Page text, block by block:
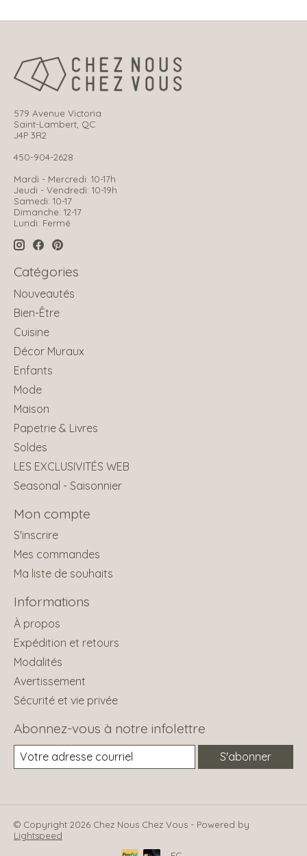
579 Avenue Victoria
Saint-Lambert, QC
J4P 3R2
450-904-2628
Mardi - Mercredi: 10-17h
Jeudi - Vendredi: 10-19h
Samedi: 10-17
Dimanche: 12-17
Lundi: Fermé
Catégories
Nouveautés
Bien-Être
Cuisine
Décor Muraux
Enfants
Mode
Maison
Papetrie & Livres
Soldes
LES EXCLUSIVITÉS WEB
Seasonal - Saisonnier
Mon compte
S'inscrire
Mes commandes
Ma liste de souhaits
Informations
À propos
Expédition et retours
Modalités
Avertissement
Sécurité et vie privée
Abonnez-vous à notre infolettre
S'abonner
© Copyright 2026 Chez Nous Chez Vous - Powered by
Lightspeed